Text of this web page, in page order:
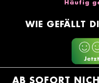
Häufig
WIE GEFÄLLT
AB SOFORT